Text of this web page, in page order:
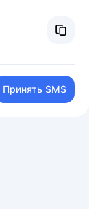
Принять SMS